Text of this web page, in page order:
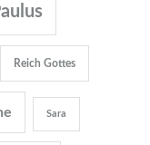
Reich Gottes
Sara